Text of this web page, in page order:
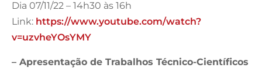
Dia 07/11/22 – 14h30 às 16h
Link: https://www.youtube.com/watch?
v=uzvheYOsYMY
– Apresentação de Trabalhos Técnico-Científicos